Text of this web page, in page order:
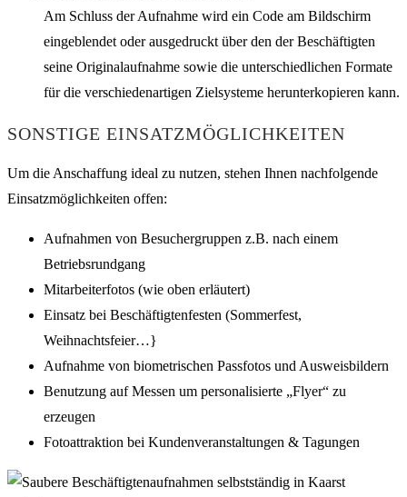
Am Schluss der Aufnahme wird ein Code am Bildschirm
eingeblendet oder ausgedruckt über den der Beschäftigten
seine Originalaufnahme sowie die unterschiedlichen Formate
für die verschiedenartigen Zielsysteme herunterkopieren kann.
SONSTIGE EINSATZMÖGLICHKEITEN
Um die Anschaffung ideal zu nutzen, stehen Ihnen nachfolgende
Einsatzmöglichkeiten offen:
Aufnahmen von Besuchergruppen z.B. nach einem
Betriebsrundgang
Mitarbeiterfotos (wie oben erläutert)
Einsatz bei Beschäftigtenfesten (Sommerfest,
Weihnachtsfeier…}
Aufnahme von biometrischen Passfotos und Ausweisbildern
Benutzung auf Messen um personalisierte „Flyer“ zu
erzeugen
Fotoattraktion bei Kundenveranstaltungen & Tagungen